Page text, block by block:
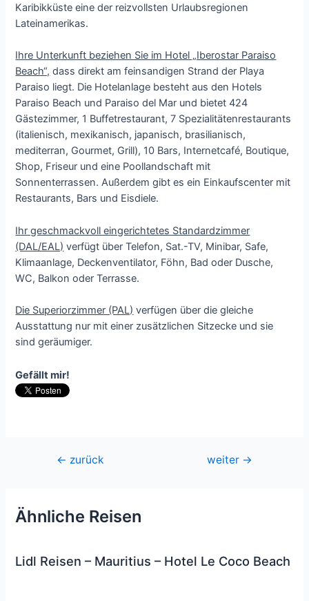
Karibikküste eine der reizvollsten Urlaubsregionen
Lateinamerikas.
Ihre Unterkunft beziehen Sie im Hotel „Iberostar Paraiso
Beach“, dass direkt am feinsandigen Strand der Playa
Paraiso liegt. Die Hotelanlage besteht aus den Hotels
Paraiso Beach und Paraiso del Mar und bietet 424
Gästezimmer, 1 Buffetrestaurant, 7 Spezialitätenrestaurants
(italienisch, mexikanisch, japanisch, brasilianisch,
mediterran, Gourmet, Grill), 10 Bars, Internetcafé, Boutique,
Shop, Friseur und eine Poollandschaft mit
Sonnenterrassen. Außerdem gibt es ein Einkaufscenter mit
Restaurants, Bars und Eisdiele.
Ihr geschmackvoll eingerichtetes Standardzimmer
(DAL/EAL) verfügt über Telefon, Sat.-TV, Minibar, Safe,
Klimaanlage, Deckenventilator, Föhn, Bad oder Dusche,
WC, Balkon oder Terrasse.
Die Superiorzimmer (PAL) verfügen über die gleiche
Ausstattung nur mit einer zusätzlichen Sitzecke und sie
sind geräumiger.
Gefällt mir!
Beitragsnavigation
← zurück weiter →
Ähnliche Reisen
Lidl Reisen – Mauritius – Hotel Le Coco Beach